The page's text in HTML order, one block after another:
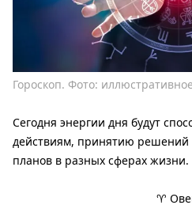
Гороскоп. Фото:
Сегодня энергии дня будут
действиям, принятию
планов в разных сферах жизни.
♈